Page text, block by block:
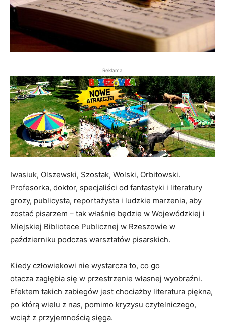
Reklama
Iwasiuk, Olszewski, Szostak, Wolski, Orbitowski.
Profesorka, doktor, specjaliści od fantastyki i literatury
grozy, publicysta, reportażysta i ludzkie marzenia, aby
zostać pisarzem – tak właśnie będzie w Wojewódzkiej i
Miejskiej Bibliotece Publicznej w Rzeszowie w
październiku podczas warsztatów pisarskich.
Kiedy człowiekowi nie wystarcza to, co go
otacza zagłębia się w przestrzenie własnej wyobraźni.
Efektem takich zabiegów jest chociażby literatura piękna,
po którą wielu z nas, pomimo kryzysu czytelniczego,
wciąż z przyjemnością sięga.